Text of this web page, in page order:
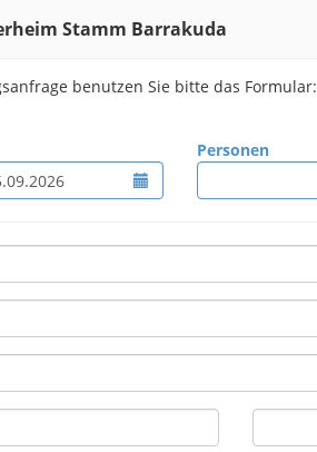
Stamm Barrakuda
benutzen Sie bitte das Formular:
Personen